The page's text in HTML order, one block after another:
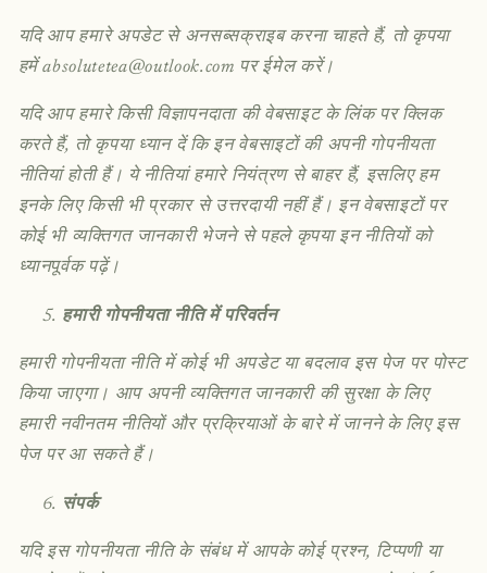
यदि आप हमारे अपडेट से अनसब्सक्राइब करना चाहते हैं, तो कृपया
हमें absolutetea@outlook.com पर ईमेल करें।
यदि आप हमारे किसी विज्ञापनदाता की वेबसाइट के लिंक पर क्लिक
करते हैं, तो कृपया ध्यान दें कि इन वेबसाइटों की अपनी गोपनीयता
नीतियां होती हैं। ये नीतियां हमारे नियंत्रण से बाहर हैं, इसलिए हम
इनके लिए किसी भी प्रकार से उत्तरदायी नहीं हैं। इन वेबसाइटों पर
कोई भी व्यक्तिगत जानकारी भेजने से पहले कृपया इन नीतियों को
ध्यानपूर्वक पढ़ें।
हमारी गोपनीयता नीति में परिवर्तन
हमारी गोपनीयता नीति में कोई भी अपडेट या बदलाव इस पेज पर पोस्ट
किया जाएगा। आप अपनी व्यक्तिगत जानकारी की सुरक्षा के लिए
हमारी नवीनतम नीतियों और प्रक्रियाओं के बारे में जानने के लिए इस
पेज पर आ सकते हैं।
संपर्क
यदि इस गोपनीयता नीति के संबंध में आपके कोई प्रश्न, टिप्पणी या